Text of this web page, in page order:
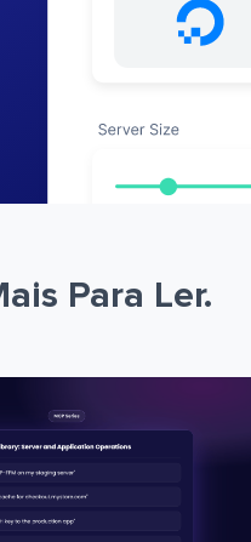
Para Ler.